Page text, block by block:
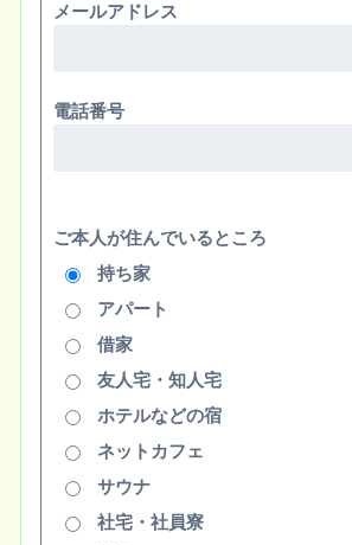
メールアドレス
電話番号
ご本人が住んでいるところ
持ち家
アパート
借家
友人宅・知人宅
ホテルなどの宿
ネットカフェ
サウナ
社宅・社員寮